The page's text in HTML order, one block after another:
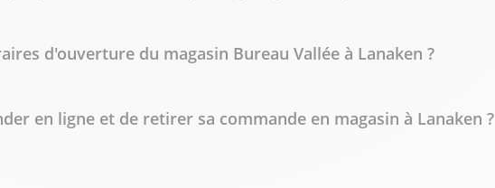
d'ouverture du magasin Bureau Vallée à Lanaken ?
en ligne et de retirer sa commande en magasin à Lanaken ?